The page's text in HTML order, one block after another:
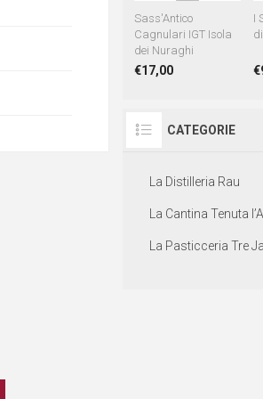
Sass'Antico
Cagnulari IGT Isola
dei Nuraghi
€17,00
I
CATEGORIE
La Distilleria Rau
La Cantina Tenuta
La Pasticceria Tre